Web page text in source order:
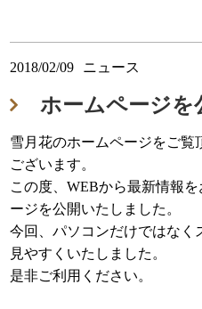
2018/02/09 ニュース
ホームページを
雪月花のホームページをご覧
ございます。
この度、WEBから最新情報
ージを公開いたしました。
今回、パソコンだけではなく
見やすくいたしました。
是非ご利用ください。